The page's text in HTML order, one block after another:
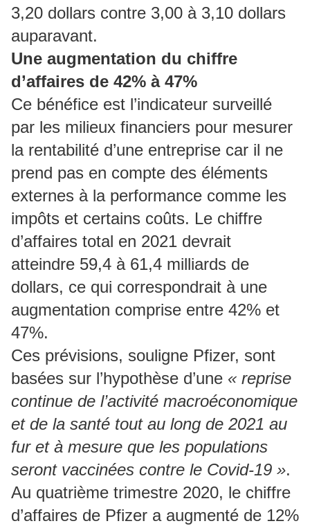
3,20 dollars contre 3,00 à 3,10 dollars
auparavant.
Une augmentation du chiffre
d’affaires de 42% à 47%
Ce bénéfice est l’indicateur surveillé
par les milieux financiers pour mesurer
la rentabilité d’une entreprise car il ne
prend pas en compte des éléments
externes à la performance comme les
impôts et certains coûts. Le chiffre
d’affaires total en 2021 devrait
atteindre 59,4 à 61,4 milliards de
dollars, ce qui correspondrait à une
augmentation comprise entre 42% et
47%.
Ces prévisions, souligne Pfizer, sont
basées sur l’hypothèse d’une « reprise
continue de l’activité macroéconomique
et de la santé tout au long de 2021 au
fur et à mesure que les populations
seront vaccinées contre le Covid-19 ».
Au quatrième trimestre 2020, le chiffre
d’affaires de Pfizer a augmenté de 12%